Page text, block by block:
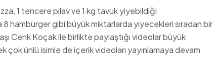
1 tencere pilav ve 1 kg tavuk yiyebildiği
hamburger gibi büyük miktarlarda yiyecekleri sıradan bir
Cenk Koçak ile birlikte paylaştığı videolar büyük
ünlü isimle de içerik videoları yayınlamaya devam